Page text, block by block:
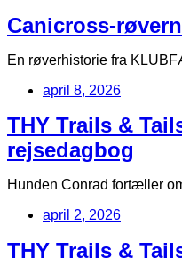
Canicross-
En røverhistorie fra
april 8, 2026
THY Trails &
rejsedagbog
Hunden Conrad fortæller
april 2, 2026
THY Trails &